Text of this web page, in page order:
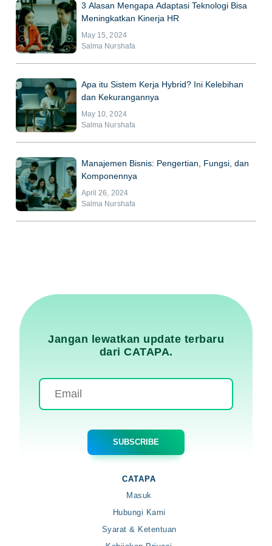
3 Alasan Mengapa Adaptasi Teknologi Bisa
Meningkatkan Kinerja HR
May 15, 2024
Salma Nurshafa
Apa itu Sistem Kerja Hybrid? Ini Kelebihan
dan Kekurangannya
May 10, 2024
Salma Nurshafa
Manajemen Bisnis: Pengertian, Fungsi, dan
Komponennya
April 26, 2024
Salma Nurshafa
Jangan lewatkan update terbaru
dari CATAPA.
CATAPA
Masuk
Hubungi Kami
Syarat & Ketentuan